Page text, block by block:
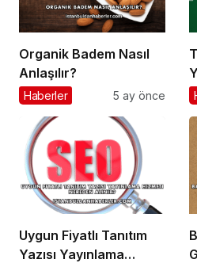
Organik Badem Nasıl
Anlaşılır?
Haberler 5 ay önce
Uygun Fiyatlı Tanıtım
Yazısı Yayınlama